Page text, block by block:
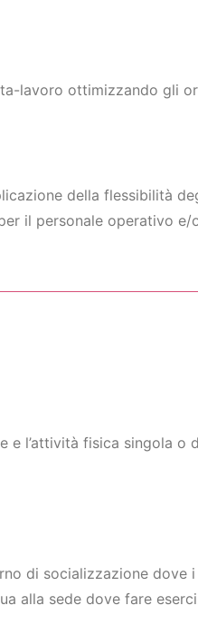
lavoro ottimizzando gli
della flessibilità
il personale operativo
e l’attività fisica singola o
di socializzazione dove
alla sede dove fare